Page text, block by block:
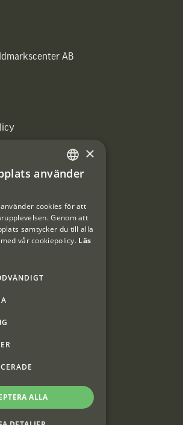
AB
AB, Årjäng
SWEDISH
×
använder
cookies för att
Genom att
samtycker du till alla
vår cookiepolicy. Läs
ALLA